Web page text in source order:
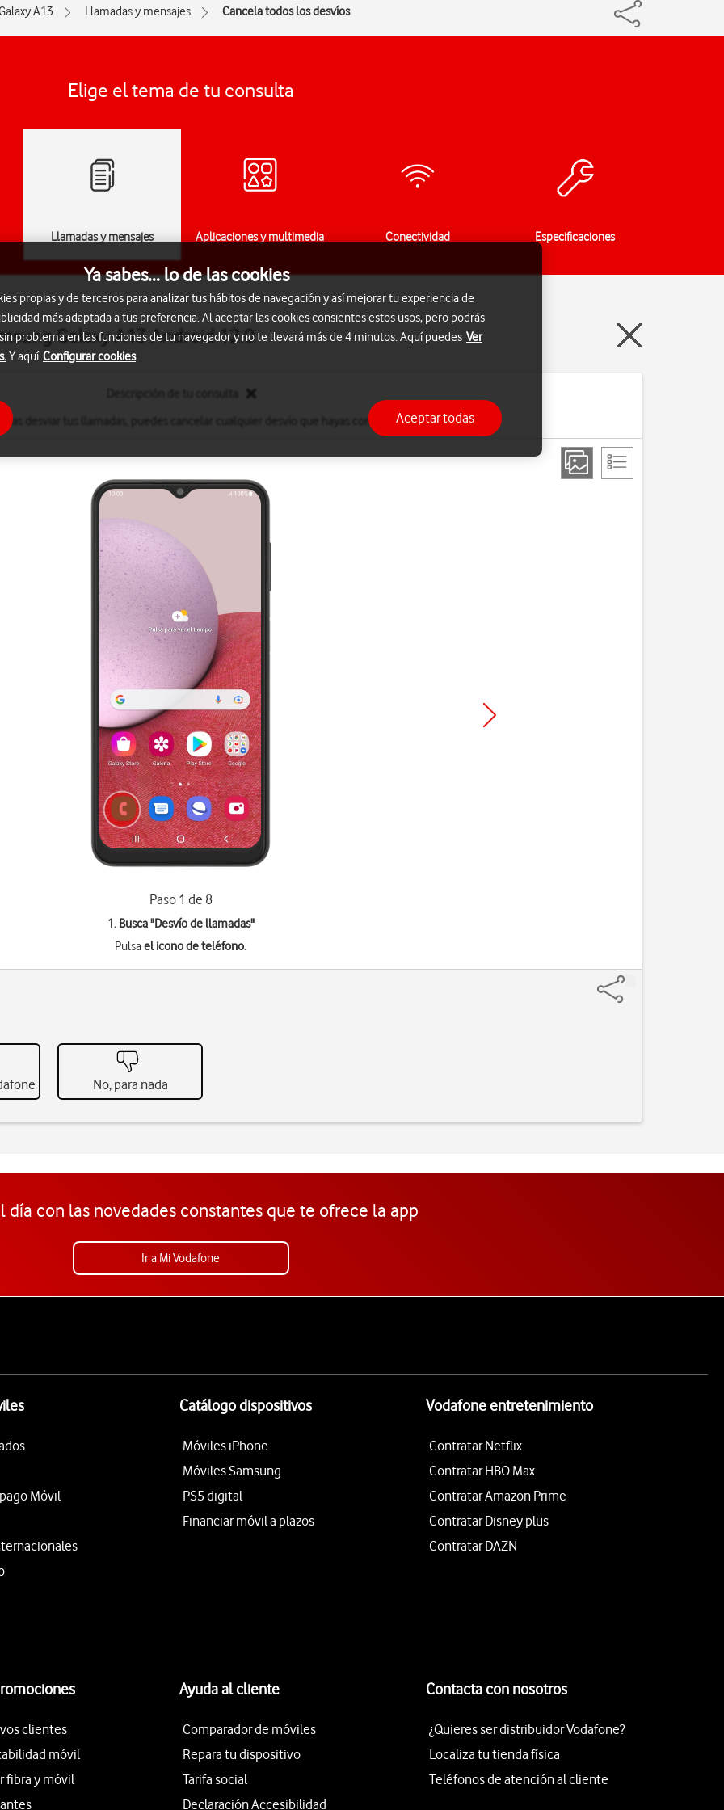
A13 Llamadas y mensajes Cancela todos los desvíos
Elige el tema de tu consulta
Llamadas y mensajes Aplicaciones y multimedia Conectividad Especificaciones
Galaxy A13 Android 12.0
desviar tus llamadas, puedes cancelar cualquier desvío que hayas configurado.
Paso 1 de 8
1. Busca "Desvío de llamadas"
Pulsael icono de teléfono.
No, para nada
día con las novedades constantes que te ofrece la app
Ir a Mi Vodafone
Móvil
Catálogo dispositivos
Móviles iPhone
Móviles Samsung
PS5 digital
Financiar móvil a plazos
Vodafone entretenimiento
Contratar Netflix
Contratar HBO Max
Contratar Amazon Prime
Contratar Disney plus
Contratar DAZN
clientes
móvil
fibra y móvil
Ayuda al cliente
Comparador de móviles
Repara tu dispositivo
Tarifa social
Declaración Accesibilidad
Contacta con nosotros
¿Quieres ser distribuidor Vodafone?
Localiza tu tienda física
Teléfonos de atención al cliente
Ya sabes... lo de las cookies
propias y de terceros para analizar tus hábitos de navegación y así mejorar tu experiencia de
más adaptada a tus preferencia. Al aceptar las cookies consientes estos usos, pero podrás
problema en las funciones de tu navegador y no te llevará más de 4 minutos. Aquí puedes Ver
Y aquí Configurar cookies
Aceptar todas